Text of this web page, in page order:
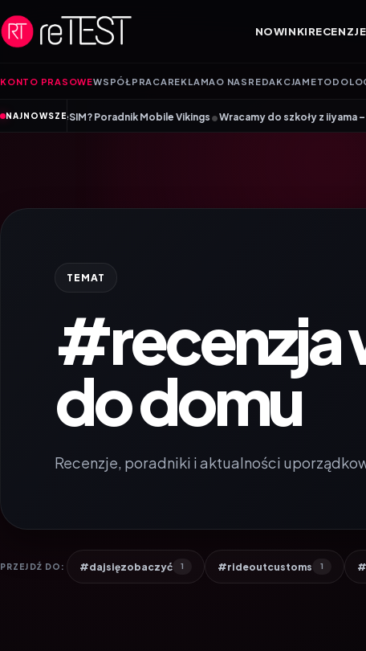
NOWINKIRECENZJE
KONTO PRASOWEWSPÓŁPRACA REKLAMA O NAS REDAKCJA
NAJNOWSZEMobile Vikings•Wracamy do szkoły z iiyama – promocja Back
TEMAT
#recenzja
do domu
Recenzje, poradniki i aktualności
PRZEJDŹ DO: #dajsięzobaczyć 1 #rideoutcustoms 1